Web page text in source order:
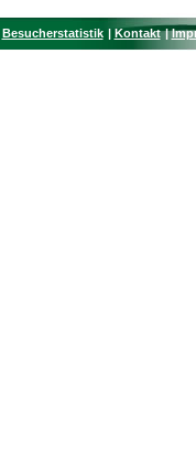
Besucherstatistik Kontakt